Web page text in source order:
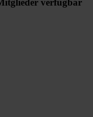
verfügbar